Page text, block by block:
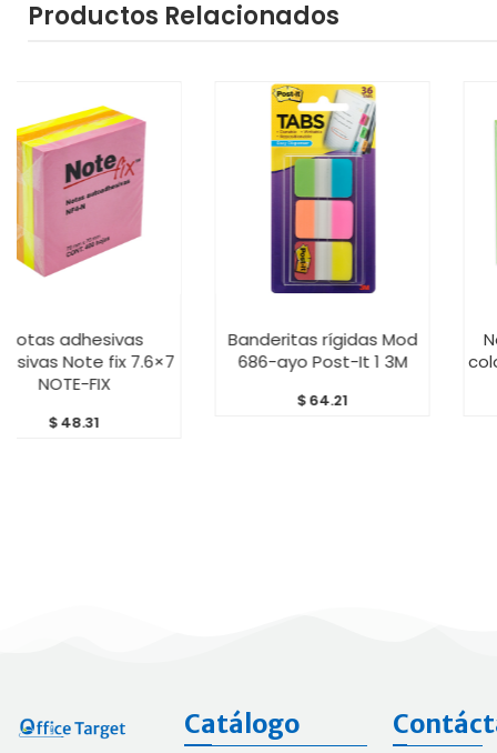
Productos Relacionados
7.6×7
Banderitas rígidas Mod
686-ayo Post-It 1 3M
Notas
colores pastel
Catálogo